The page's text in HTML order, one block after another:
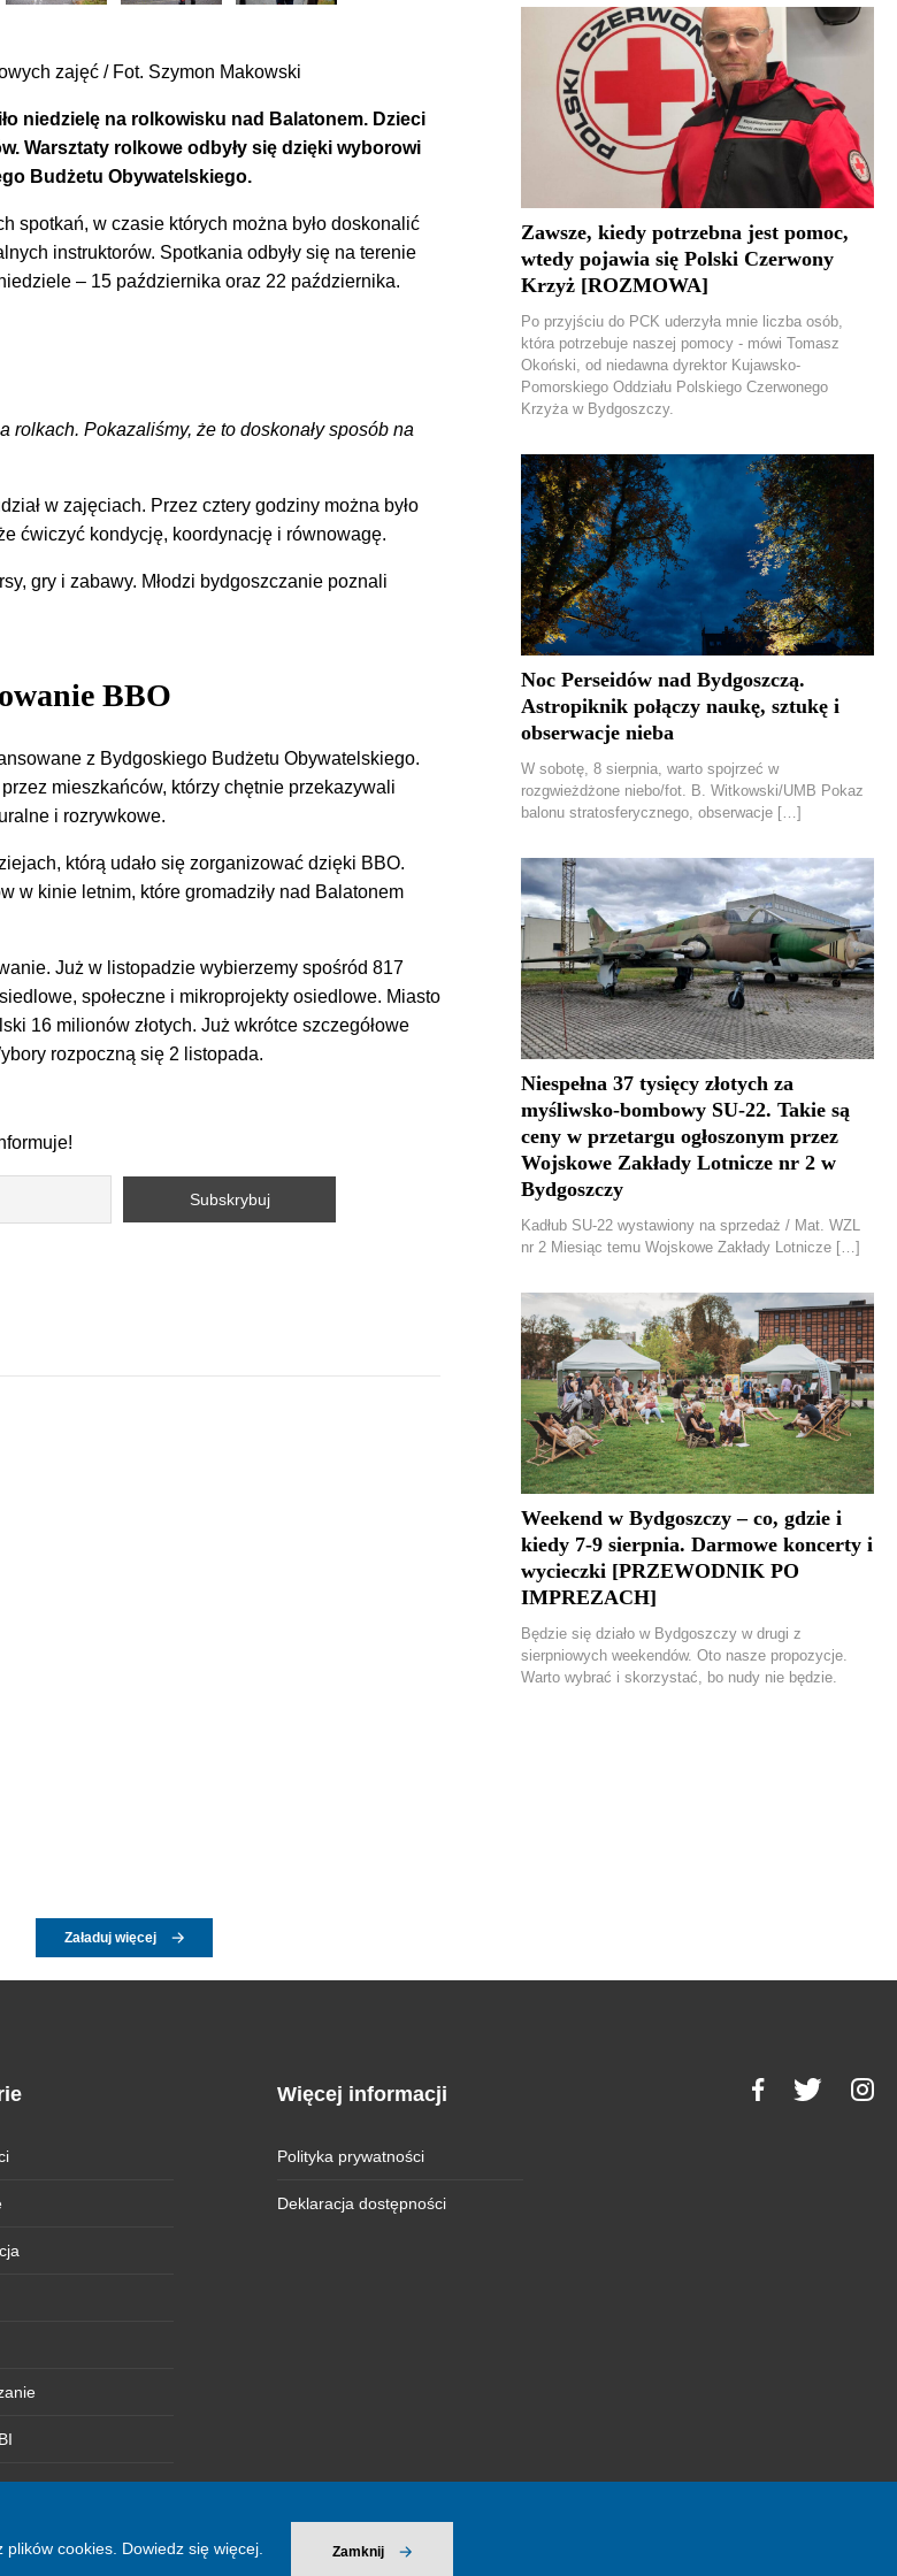
plików cookies. Dowiedz się więcej. Zamknij
zajęć / Fot. Szymon Makowski
niedzielę na rolkowisku nad Balatonem. Dzieci
Warsztaty rolkowe odbyły się dzięki wyborowi
Budżetu Obywatelskiego.
spotkań, w czasie których można było doskonalić
instruktorów. Spotkania odbyły się na terenie
– 15 października oraz 22 października.
rolkach. Pokazaliśmy, że to doskonały sposób na
w zajęciach. Przez cztery godziny można było
ćwiczyć kondycję, koordynację i równowagę.
gry i zabawy. Młodzi bydgoszczanie poznali
BBO
z Bydgoskiego Budżetu Obywatelskiego.
mieszkańców, którzy chętnie przekazywali
i rozrywkowe.
którą udało się zorganizować dzięki BBO.
w kinie letnim, które gromadziły nad Balatonem
Już w listopadzie wybierzemy spośród 817
społeczne i mikroprojekty osiedlowe. Miasto
16 milionów złotych. Już wkrótce szczegółowe
rozpoczną się 2 listopada.
Zawsze, kiedy potrzebna jest pomoc,
wtedy pojawia się Polski Czerwony
Krzyż [ROZMOWA]
Po przyjściu do PCK uderzyła mnie liczba osób,
która potrzebuje naszej pomocy - mówi Tomasz
Okoński, od niedawna dyrektor Kujawsko-
Pomorskiego Oddziału Polskiego Czerwonego
Krzyża w Bydgoszczy.
Noc Perseidów nad Bydgoszczą.
Astropiknik połączy naukę, sztukę i
obserwacje nieba
W sobotę, 8 sierpnia, warto spojrzeć w
rozgwieżdżone niebo/fot. B. Witkowski/UMB Pokaz
balonu stratosferycznego, obserwacje […]
Niespełna 37 tysięcy złotych za
myśliwsko-bombowy SU-22. Takie są
ceny w przetargu ogłoszonym przez
Wojskowe Zakłady Lotnicze nr 2 w
Bydgoszczy
Kadłub SU-22 wystawiony na sprzedaż / Mat. WZL
nr 2 Miesiąc temu Wojskowe Zakłady Lotnicze […]
Weekend w Bydgoszczy – co, gdzie i
kiedy 7-9 sierpnia. Darmowe koncerty i
wycieczki [PRZEWODNIK PO
IMPREZACH]
Będzie się działo w Bydgoszczy w drugi z
sierpniowych weekendów. Oto nasze propozycje.
Warto wybrać i skorzystać, bo nudy nie będzie.
Załaduj więcej
Więcej informacji
Polityka prywatności
Deklaracja dostępności